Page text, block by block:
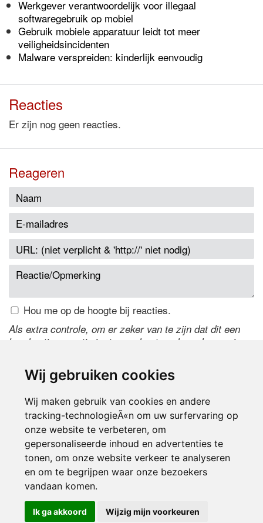
Wij gebruiken cookies
Wij maken gebruik van cookies en andere
tracking-technologieÃ«n om uw surfervaring op
onze website te verbeteren, om
gepersonaliseerde inhoud en advertenties te
tonen, om onze website verkeer te analyseren
en om te begrijpen waar onze bezoekers
vandaan komen.
Ik ga akkoord Wijzig mijn voorkeuren
Werkgever verantwoordelijk voor illegaal
softwaregebruik op mobiel
Gebruik mobiele apparatuur leidt tot meer
veiligheidsincidenten
Malware verspreiden: kinderlijk eenvoudig
Reacties
Er zijn nog geen reacties.
Reageren
Hou me op de hoogte bij reacties.
Als extra controle, om er zeker van te zijn dat dit een
handmatige reactie is, typ onderstaande code over in
de code te wijzigen.
© 2000-2026 UFE Media:Managersonline.nl|Brisk magazine